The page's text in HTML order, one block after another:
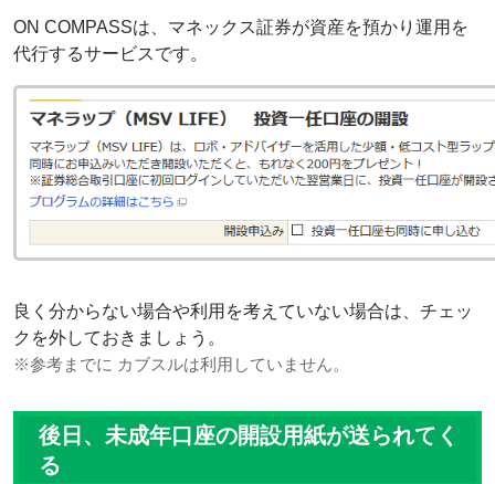
ON COMPASSは、マネックス証券が資産を預かり運用を
代行するサービスです。
良く分からない場合や利用を考えていない場合は、チェッ
クを外しておきましょう。
※参考までに カブスルは利用していません。
後日、未成年口座の開設用紙が送られてく
る